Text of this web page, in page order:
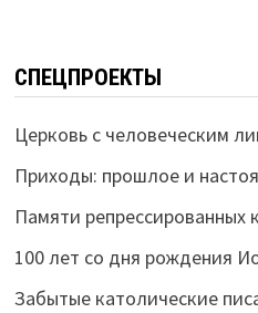
СПЕЦПРОЕКТЫ
Церковь с человеческим
Приходы: прошлое и
Памяти репрессированных
100 лет со дня рождения
Забытые католические